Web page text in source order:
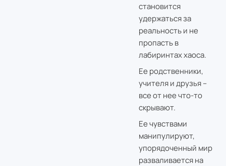
становится
удержаться за
реальность и не
пропасть в
лабиринтах хаоса.
Ее родственники,
учителя и друзья –
все от нее что-то
скрывают.
Ее чувствами
манипулируют,
упорядоченный мир
разваливается на